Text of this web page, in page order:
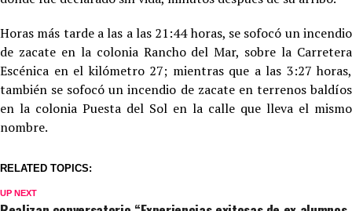
Horas más tarde a las a las 21:44 horas, se sofocó un incendio
de zacate en la colonia Rancho del Mar, sobre la Carretera
Escénica en el kilómetro 27; mientras que a las 3:27 horas,
también se sofocó un incendio de zacate en terrenos baldíos
en la colonia Puesta del Sol en la calle que lleva el mismo
nombre.
RELATED TOPICS:
UP NEXT